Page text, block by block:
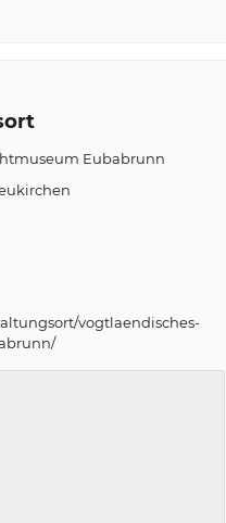
Eubabrunn
vogtlaendisches-